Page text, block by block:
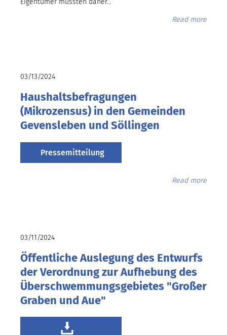
Eigentümer mussten daher…
Read more
03/13/2024
Haushaltsbefragungen
(Mikrozensus) in den Gemeinden
Gevensleben und Söllingen
Pressemitteilung
Read more
03/11/2024
Öffentliche Auslegung des Entwurfs
der Verordnung zur Aufhebung des
Überschwemmungsgebietes "Großer
Graben und Aue"